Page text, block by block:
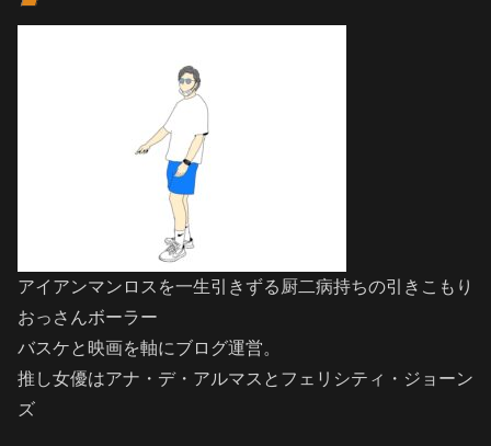
アイアンマンロスを一生引きずる厨二病持ちの引きこもり
おっさんボーラー
バスケと映画を軸にブログ運営。
推し女優はアナ・デ・アルマスとフェリシティ・ジョーン
ズ